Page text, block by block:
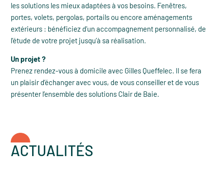
les solutions les mieux adaptées à vos besoins. Fenêtres,
portes, volets, pergolas, portails ou encore aménagements
extérieurs : bénéficiez d’un accompagnement personnalisé, de
l’étude de votre projet jusqu’à sa réalisation.
Un projet ?
Prenez rendez-vous à domicile avec Gilles Queffelec. Il se fera
un plaisir d’échanger avec vous, de vous conseiller et de vous
présenter l’ensemble des solutions Clair de Baie.
ACTUALITÉS